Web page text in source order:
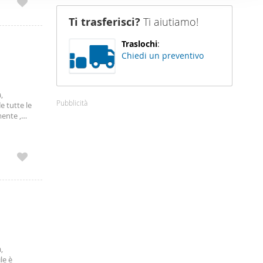
sito
loro
2 o 3
tutte le
,
è
Ti trasferisci? Ti aiutiamo!
Traslochi:
Chiedi un preventivo
Pubblicità